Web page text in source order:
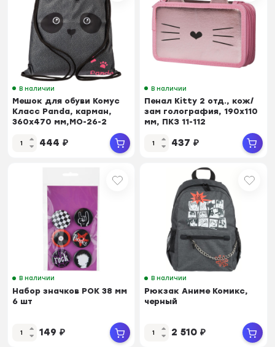
В наличии
Мешок для обуви Комус
Класс Panda, карман,
360x470 мм,МО-26-2
444 ₽
В наличии
Пенал Kitty 2 отд., кож/
зам голография, 190х110
мм, ПКЗ 11-112
437 ₽
В наличии
Набор значков РОК 38 мм
6 шт
149 ₽
В наличии
Рюкзак Аниме Комикс,
черный
2 510 ₽